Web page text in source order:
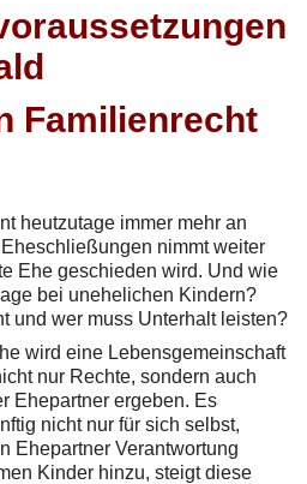
Familienrecht
heutzutage immer mehr an
nimmt weiter
Ehe geschieden wird. Und wie
bei unehelichen Kindern?
und wer muss Unterhalt leisten?
wird eine Lebensgemeinschaft
nur Rechte, sondern auch
Ehepartner ergeben. Es
nicht nur für sich selbst,
Ehepartner Verantwortung
Kinder hinzu, steigt diese